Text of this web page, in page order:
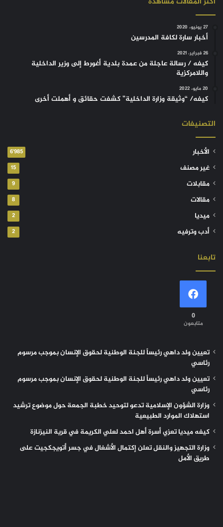
27 يونيو، 2020
أخبار سارة لكافة المدرسين
26 فبراير، 2021
كيفه / رسالة عاجلة من عمدة بلدية أغورط إلى وزير الداخلية
واللامركزية
20 مايو، 2022
كيفه/ “وثيقة وزارة الداخلية” كشفت حقائق و أهملت أخرى
التصنيفات
الأخبار 6٬985
غير مصنف 15
مقابلات 9
مقالات 8
ميديا 2
أدب وترفيه 2
تابعنا
0
متابعون
تعيين ولد داهي رئيساً للجنة الوطنية لحقوق الإنسان بموجب مرسوم
رئاسي
تعيين ولد داهي رئيساً للجنة الوطنية لحقوق الإنسان بموجب مرسوم
رئاسي
وزارة الشؤون الإسلامية تدعو لتوحيد خطبة الجمعة حول موضوع ترشيد
استهلاك الموارد الطبيعية
كيفه ميديا تعزي أسرة أهل احمد لعلي الكريمة في قرية النيزنازة
وزارة التجهيز والنقل تعلن إكتمال الأشغال في جسر أتويجكجيت على
طريق الأمل